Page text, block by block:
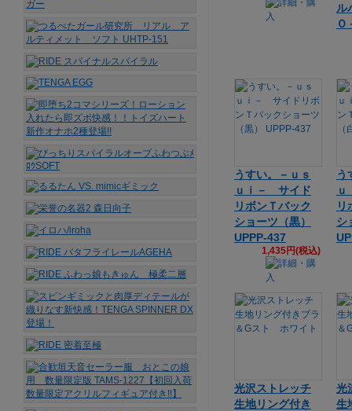
ル
Ｏ
うすい。－ｕｓ
ｕｉ－ サイド
リボンＴバック
ショーツ（黒）
UPPP-437
1,435円(税込)
う
リ
シ
光沢ストレッチ
生地リング付き
光
生